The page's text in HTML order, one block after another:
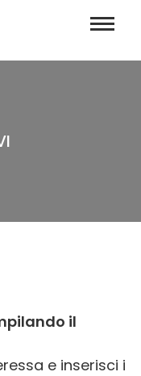
il
e inserisci i